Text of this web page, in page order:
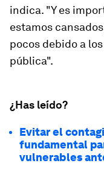
indica. "Y es
estamos
pocos debido a
pública".
¿Has leído?
Evitar el
fundamental
vulnerables